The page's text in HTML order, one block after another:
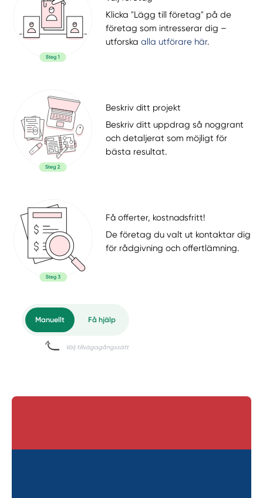
Klicka "Lägg till företag" på de
företag som intresserar dig –
utforskaalla utförare här.
Beskriv ditt projekt
Beskriv ditt uppdrag så noggrant
och detaljerat som möjligt för
bästa resultat.
Få offerter, kostnadsfritt!
De företag du valt ut kontaktar dig
för rådgivning och offertlämning.